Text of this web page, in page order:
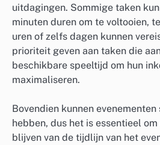
uitdagingen. Sommige taken
minuten duren om te voltooien,
uren of zelfs dagen kunnen
prioriteit geven aan taken die
beschikbare speeltijd om hun
maximaliseren.
Bovendien kunnen
hebben, dus het is essentieel
blijven van de tijdlijn van het